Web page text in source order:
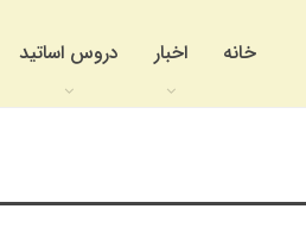
خانه اخبار دروس اساتید